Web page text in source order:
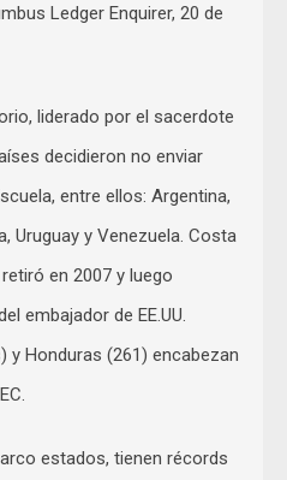
Ledger Enquirer, 20 de
liderado por el sacerdote
decidieron no enviar
entre ellos: Argentina,
Uruguay y Venezuela. Costa
en 2007 y luego
embajador de EE.UU.
y Honduras (261) encabezan
estados, tienen récords